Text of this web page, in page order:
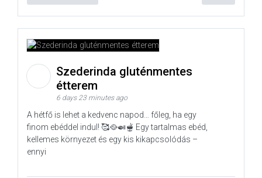
Szederinda gluténmentes
étterem
6 days 23 minutes ago
A hétfő is lehet a kedvenc napod… főleg, ha egy
finom ebéddel indul! 🥰🥘🍛🫕 Egy tartalmas ebéd,
kellemes környezet és egy kis kikapcsolódás –
ennyi